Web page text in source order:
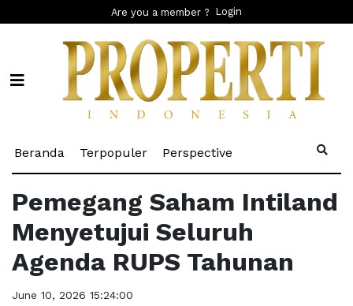
Are you a member ? Login
Beranda (current)
Terpopuler(current)
Perspective
Pemegang Saham Intiland
Menyetujui Seluruh
Agenda RUPS Tahunan
June 10, 2026 15:24:00